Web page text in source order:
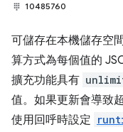
10485760
可儲存在本機儲存空
算方式為每個值的
擴充功能具有
值。如果更新會導致
使用回呼時設定